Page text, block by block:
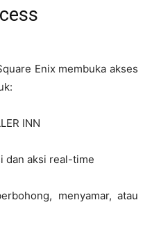
Enix membuka akses
INN
dan aksi real-time
menyamar, atau